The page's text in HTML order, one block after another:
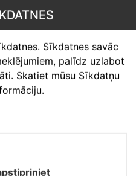
Sīkdatnes savāc
palīdz uzlabot
Skatiet mūsu Sīkdatņu